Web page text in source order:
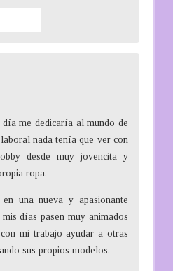
día me dedicaría al mundo de
nada tenía que ver con
desde muy jovencita y
ropa.
una nueva y apasionante
días pasen muy animados
mi trabajo ayudar a otras
sus propios modelos.